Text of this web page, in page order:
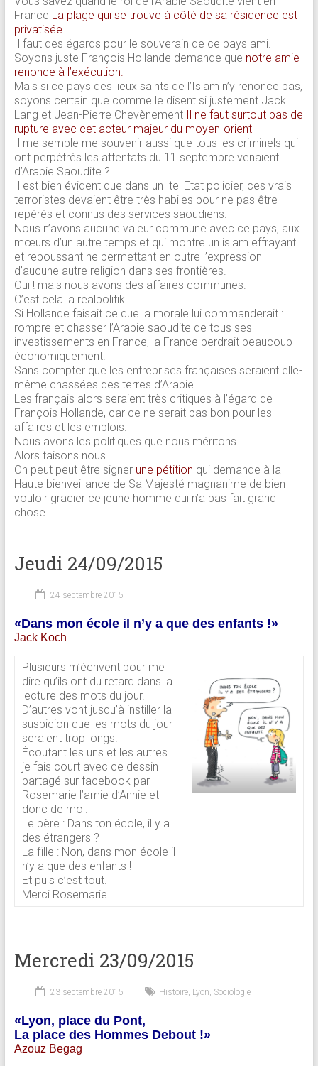
France La plage qui se trouve à côté de sa résidence est
privatisée.
Il faut des égards pour le souverain de ce pays ami.
Soyons juste François Hollande demande que notre amie
renonce à l’exécution.
Mais si ce pays des lieux saints de l’Islam n’y renonce pas,
soyons certain que comme le disent si justement Jack
Lang et Jean-Pierre Chevènement Il ne faut surtout pas de
rupture avec cet acteur majeur du moyen-orient
Il me semble me souvenir aussi que tous les criminels qui
ont perpétrés les attentats du 11 septembre venaient
d’Arabie Saoudite ?
Il est bien évident que dans un tel Etat policier, ces vrais
terroristes devaient être très habiles pour ne pas être
repérés et connus des services saoudiens.
Nous n’avons aucune valeur commune avec ce pays, aux
mœurs d’un autre temps et qui montre un islam effrayant
et repoussant ne permettant en outre l’expression
d’aucune autre religion dans ses frontières.
Oui ! mais nous avons des affaires communes.
C’est cela la realpolitik.
Si Hollande faisait ce que la morale lui commanderait :
rompre et chasser l’Arabie saoudite de tous ses
investissements en France, la France perdrait beaucoup
économiquement.
Sans compter que les entreprises françaises seraient elle-
même chassées des terres d’Arabie.
Les français alors seraient très critiques à l’égard de
François Hollande, car ce ne serait pas bon pour les
affaires et les emplois.
Nous avons les politiques que nous méritons.
Alors taisons nous.
On peut peut être signer une pétition qui demande à la
Haute bienveillance de Sa Majesté magnanime de bien
vouloir gracier ce jeune homme qui n’a pas fait grand
chose….
Jeudi 24/09/2015
24 septembre 2015
«Dans mon école il n’y a que des enfants !»
Jack Koch
Plusieurs m’écrivent pour me
dire qu’ils ont du retard dans la
lecture des mots du jour.
D’autres vont jusqu’à instiller la
suspicion que les mots du jour
seraient trop longs.
Écoutant les uns et les autres
je fais court avec ce dessin
partagé sur facebook par
Rosemarie l’amie d’Annie et
donc de moi.
Le père : Dans ton école, il y a
des étrangers ?
La fille : Non, dans mon école il
n’y a que des enfants !
Et puis c’est tout.
Merci Rosemarie
Mercredi 23/09/2015
23 septembre 2015 Histoire, Lyon, Sociologie
«Lyon, place du Pont,
La place des Hommes Debout !»
Azouz Begag